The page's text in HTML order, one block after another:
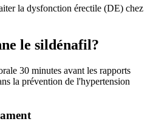
la dysfonction érectile (DE) chez
le sildénafil?
30 minutes avant les rapports
la prévention de l'hypertension